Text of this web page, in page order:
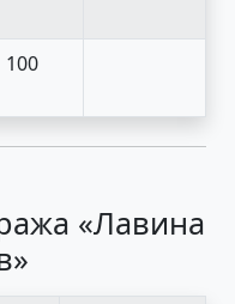
100
«Лавина